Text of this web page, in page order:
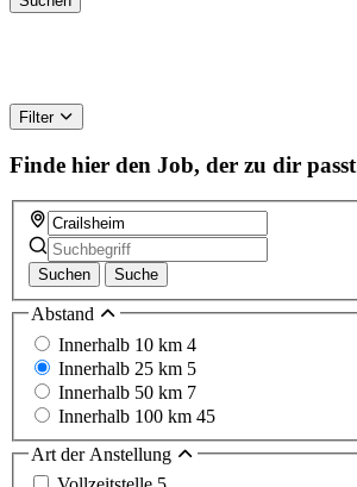
Filter
Finde hier den Job, der zu dir passt
Suchen Suche
Abstand
Innerhalb 10 km 4
Innerhalb 25 km 5
Innerhalb 50 km 7
Innerhalb 100 km 45
Art der Anstellung